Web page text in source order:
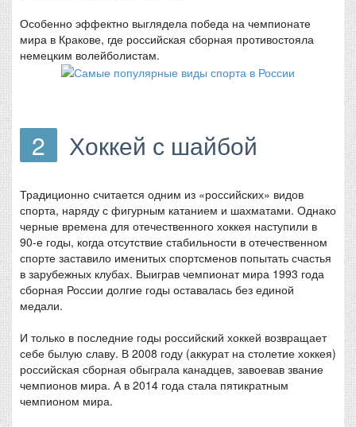
Особенно эффектно выглядела победа на чемпионате
мира в Кракове, где российская сборная противостояла
немецким волейболистам.
2 Хоккей с шайбой
Традиционно считается одним из «российских» видов
спорта, наряду с фигурным катанием и шахматами. Однако
черные времена для отечественного хоккея наступили в
90-е годы, когда отсутствие стабильности в отечественном
спорте заставило именитых спортсменов попытать счастья
в зарубежных клубах. Выиграв чемпионат мира 1993 года
сборная России долгие годы оставалась без единой
медали.
И только в последние годы российский хоккей возвращает
себе былую славу. В 2008 году (аккурат на столетие хоккея)
российская сборная обыграла канадцев, завоевав звание
чемпионов мира. А в 2014 года стала пятикратным
чемпионом мира.